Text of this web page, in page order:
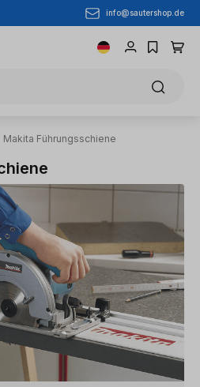
info@sautershop.de
Makita Führungsschiene